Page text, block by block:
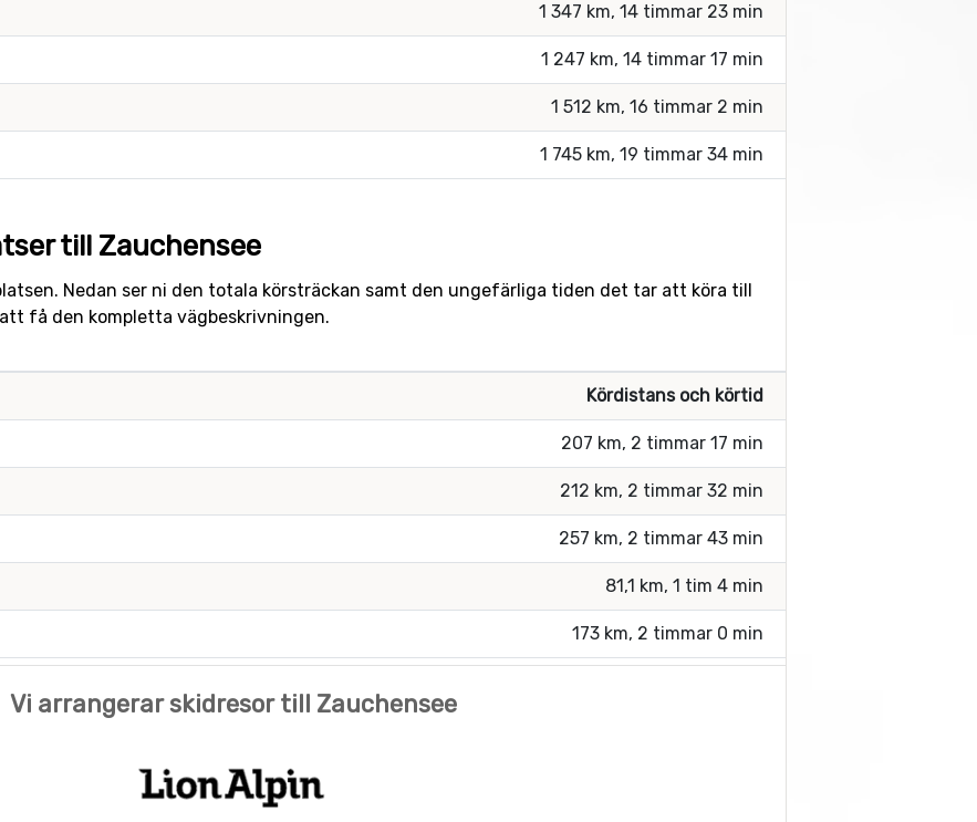
1 347 km, 14 timmar 23 min
1 247 km, 14 timmar 17 min
1 512 km, 16 timmar 2 min
1 745 km, 19 timmar 34 min
till Zauchensee
Nedan ser ni den totala körsträckan samt den ungefärliga tiden det tar att köra till
få den kompletta vägbeskrivningen.
Kördistans och körtid
207 km, 2 timmar 17 min
212 km, 2 timmar 32 min
257 km, 2 timmar 43 min
81,1 km, 1 tim 4 min
173 km, 2 timmar 0 min
Vi arrangerar skidresor till Zauchensee